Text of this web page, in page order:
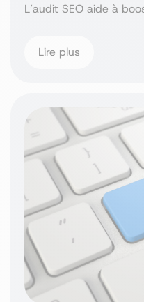
L’audit SEO aide à
Lire plus